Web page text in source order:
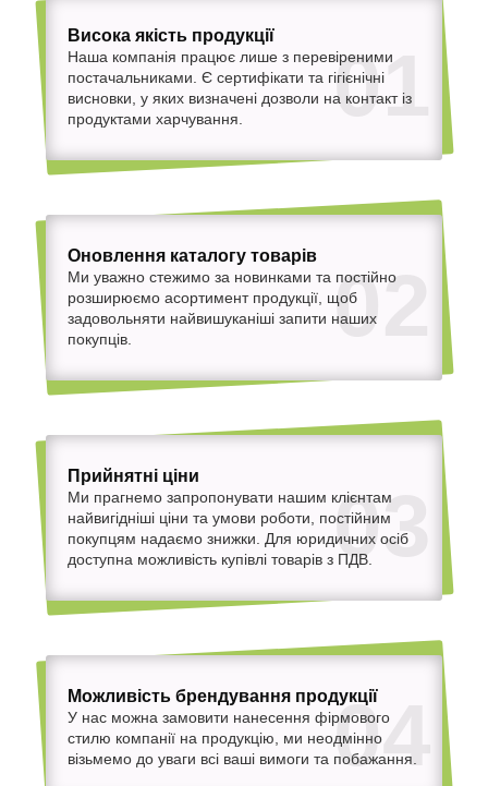
01
Висока якість продукції
Наша компанія працює лише з перевіреними
постачальниками. Є сертифікати та гігієнічні
висновки, у яких визначені дозволи на контакт із
продуктами харчування.
02
Оновлення каталогу товарів
Ми уважно стежимо за новинками та постійно
розширюємо асортимент продукції, щоб
задовольняти найвишуканіші запити наших
покупців.
03
Прийнятні ціни
Ми прагнемо запропонувати нашим клієнтам
найвигідніші ціни та умови роботи, постійним
покупцям надаємо знижки. Для юридичних осіб
доступна можливість купівлі товарів з ПДВ.
04
Можливість брендування продукції
У нас можна замовити нанесення фірмового
стилю компанії на продукцію, ми неодмінно
візьмемо до уваги всі ваші вимоги та побажання.